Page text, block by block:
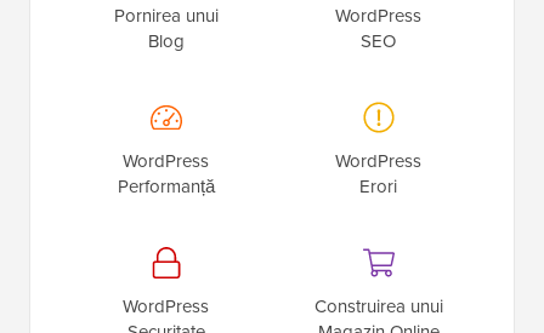
Pornirea unui
Blog
WordPress
SEO
WordPress
Performanță
WordPress
Erori
WordPress
Construirea unui